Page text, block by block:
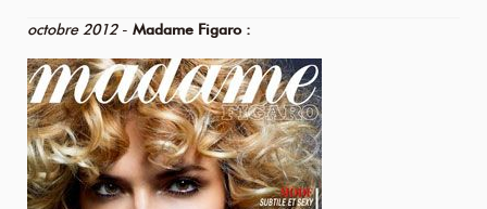
octobre 2012- Madame Figaro :